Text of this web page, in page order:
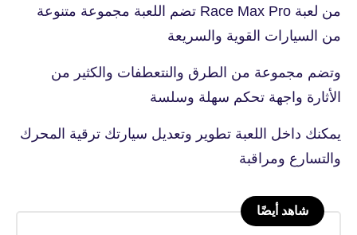
من لعبة Race Max Pro تضم اللعبة مجموعة متنوعة
من السيارات القوية والسريعة
وتضم مجموعة من الطرق والنتعطفات والكثير من
الأثارة واجهة تحكم سهلة وسلسة
يمكنك داخل اللعبة تطوير وتعديل سيارتك ترقية المحرك
والتسارع ومراقبة
شاهد أيضًا